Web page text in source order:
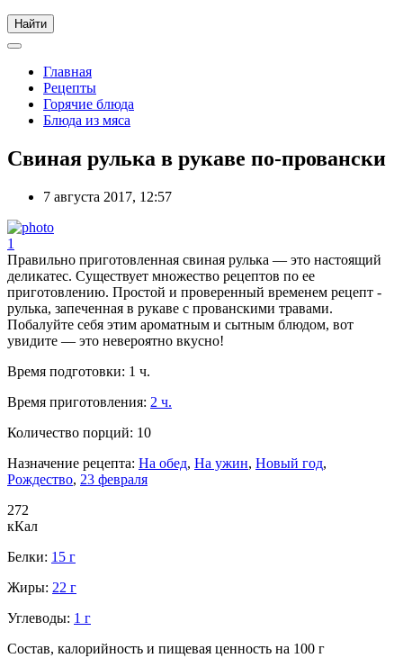
Главная
Рецепты
Горячие блюда
Блюда из мяса
Свиная рулька в рукаве по-провански
7 августа 2017, 12:57
1
Правильно приготовленная свиная рулька — это настоящий
деликатес. Существует множество рецептов по ее
приготовлению. Простой и проверенный временем рецепт -
рулька, запеченная в рукаве с прованскими травами.
Побалуйте себя этим ароматным и сытным блюдом, вот
увидите — это невероятно вкусно!
Время подготовки: 1 ч.
Время приготовления: 2 ч.
Количество порций: 10
Назначение рецепта: На обед, На ужин, Новый год,
Рождество, 23 февраля
272
кКал
Белки: 15 г
Жиры: 22 г
Углеводы: 1 г
Состав, калорийность и пищевая ценность на 100 г